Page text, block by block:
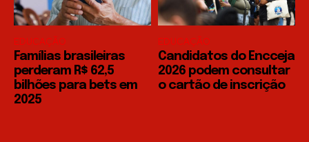
EDUCAÇÃO
Famílias brasileiras
perderam R$ 62,5
bilhões para bets em
2025
EDUCAÇÃO
Candidatos do Encceja
2026 podem consultar
o cartão de inscrição